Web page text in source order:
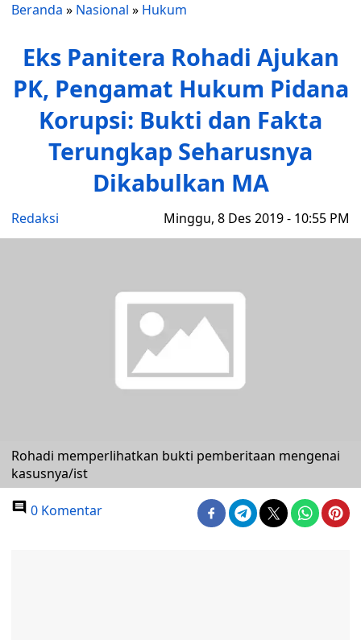
Beranda » Nasional » Hukum
Eks Panitera Rohadi Ajukan
PK, Pengamat Hukum Pidana
Korupsi: Bukti dan Fakta
Terungkap Seharusnya
Dikabulkan MA
Redaksi Minggu, 8 Des 2019 - 10:55 PM
Rohadi memperlihatkan bukti pemberitaan mengenai
kasusnya/ist
0 Komentar